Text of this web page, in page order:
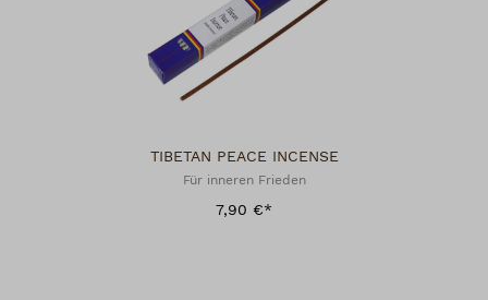
TIBETAN PEACE INCENSE
Für inneren Frieden
7,90 €*